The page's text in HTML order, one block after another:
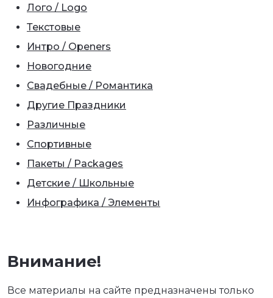
Лого / Logo
Текстовые
Интро / Openers
Новогодние
Свадебные / Романтика
Другие Праздники
Различные
Спортивные
Пакеты / Packages
Детские / Школьные
Инфографика / Элементы
Внимание!
Все материалы на сайте предназначены только